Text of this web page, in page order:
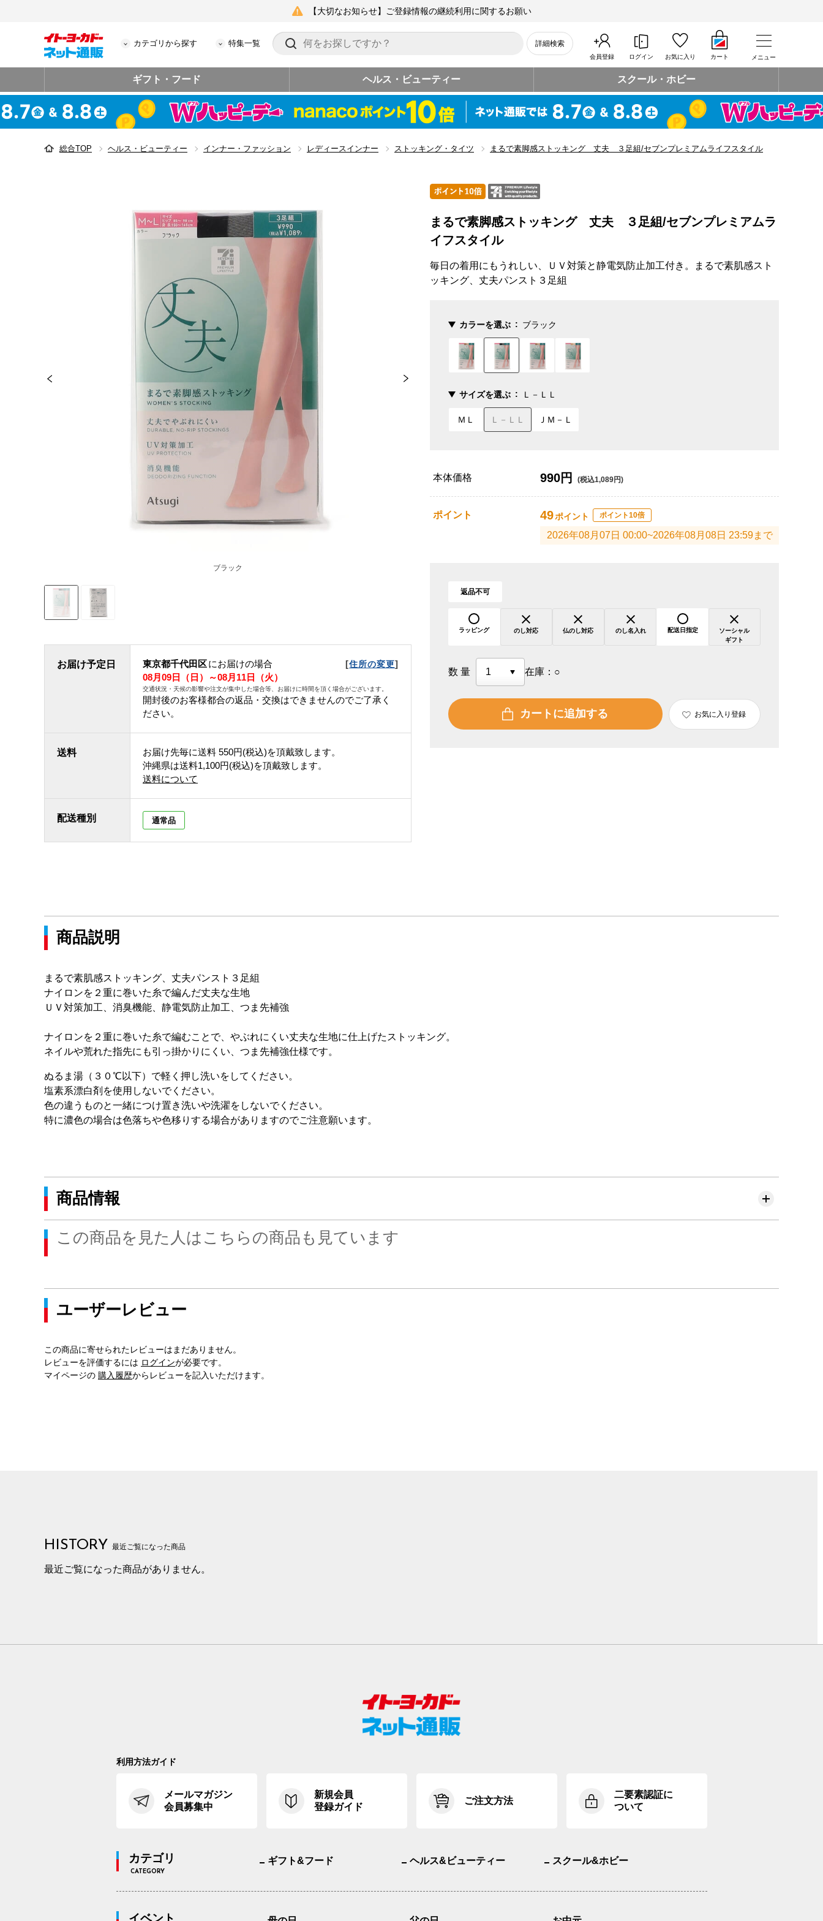
【大切なお知らせ】ご登録情報の継続利用に関するお願い
カテゴリから探す 特集一覧 詳細検索
会員登録 ログイン お気に入り カート メニュー
ギフト・フード ヘルス・ビューティー スクール・ホビー
総合TOP ヘルス・ビューティー インナー・ファッション レディースインナー ストッキング・タイツ まるで素脚感ストッキング 丈夫 ３足組/セブンプレミアムライフスタイル
ブラック
お届け予定日 東京都千代田区にお届けの場合 [住所の変更]
08月09日（日）～08月11日（火）
交通状況・天候の影響や注文が集中した場合等、お届けに時間を頂く場合がございます。
開封後のお客様都合の返品・交換はできませんのでご了承く
ださい。
送料 お届け先毎に送料 550円(税込)を頂戴致します。
沖縄県は送料1,100円(税込)を頂戴致します。
送料について
配送種別 通常品
まるで素脚感ストッキング 丈夫 ３足組/セブンプレミアムラ
イフスタイル
毎日の着用にもうれしい、ＵＶ対策と静電気防止加工付き。まるで素肌感スト
ッキング、丈夫パンスト３足組
カラーを選ぶ ブラック
サイズを選ぶ Ｌ－ＬＬ
ＭＬ Ｌ－ＬＬ ＪＭ－Ｌ
本体価格 990円 (税込1,089円)
ポイント 49ポイント ポイント10倍
2026年08月07日 00:00~2026年08月08日 23:59まで
返品不可
ラッピング のし対応 仏のし対応 のし名入れ 配送日指定
ソーシャル
ギフト
数量 在庫： ○
カートに追加する お気に入り登録
商品説明
まるで素肌感ストッキング、丈夫パンスト３足組
ナイロンを２重に巻いた糸で編んだ丈夫な生地
ＵＶ対策加工、消臭機能、静電気防止加工、つま先補強
ナイロンを２重に巻いた糸で編むことで、やぶれにくい丈夫な生地に仕上げたストッキング。
ネイルや荒れた指先にも引っ掛かりにくい、つま先補強仕様です。
ぬるま湯（３０℃以下）で軽く押し洗いをしてください。
塩素系漂白剤を使用しないでください。
色の違うものと一緒につけ置き洗いや洗濯をしないでください。
特に濃色の場合は色落ちや色移りする場合がありますのでご注意願います。
商品情報
この商品を見た人はこちらの商品も見ています
ユーザーレビュー
この商品に寄せられたレビューはまだありません。
レビューを評価するには ログインが必要です。
マイページの 購入履歴からレビューを記入いただけます。
HISTORY 最近ご覧になった商品
最近ご覧になった商品がありません。
利用方法ガイド
メールマガジン
会員募集中
新規会員
登録ガイド
ご注文方法
二要素認証に
ついて
カテゴリ
CATEGORY
ギフト&フード ヘルス&ビューティー スクール&ホビー